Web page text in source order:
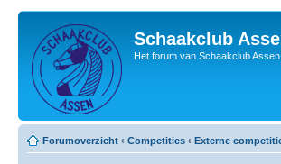
Schaakclub
Het forum van Schaakclub Assen!
Forumoverzicht ‹ Competities ‹ Externe